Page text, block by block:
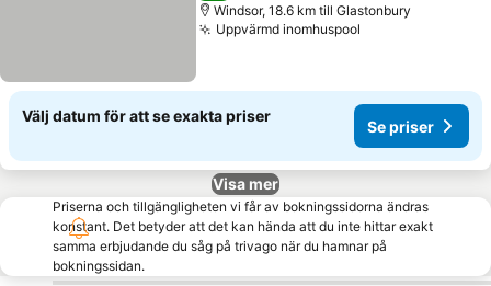
Windsor, 18.6 km till Glastonbury
Uppvärmd inomhuspool
Välj datum för att se exakta priser
Se priser
Visa mer
Priserna och tillgängligheten vi får av bokningssidorna ändras
konstant. Det betyder att det kan hända att du inte hittar exakt
samma erbjudande du såg på trivago när du hamnar på
bokningssidan.